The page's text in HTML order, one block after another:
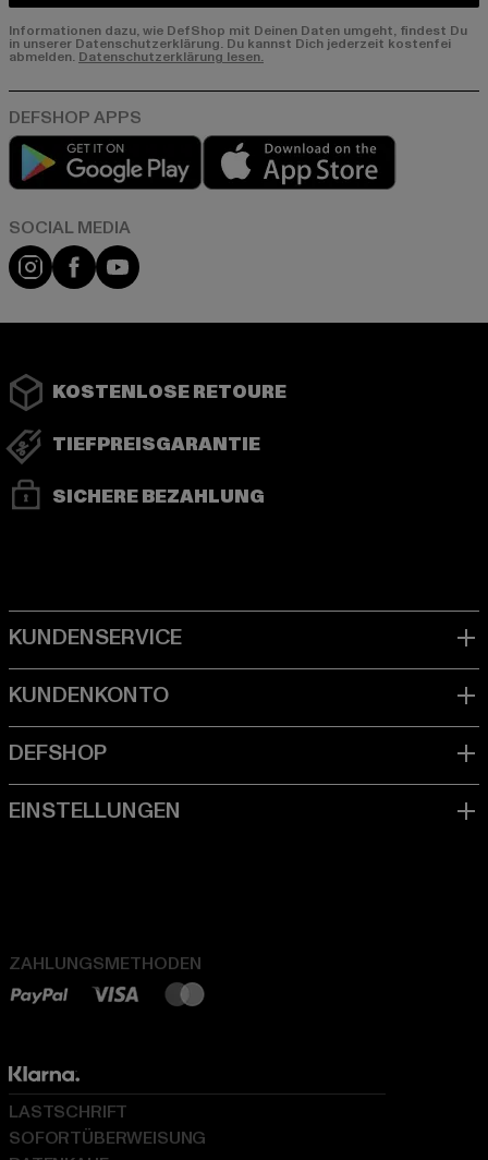
Informationen dazu, wie DefShop mit Deinen Daten umgeht, findest Du
in unserer Datenschutzerklärung. Du kannst Dich jederzeit kostenfei
abmelden. Datenschutzerklärung lesen.
Play market
Instagram
FacebookYouTube
KOSTENLOSE RETOURE
TIEFPREISGARANTIE
SICHERE BEZAHLUNG
ZAHLUNGSMETHODEN
LASTSCHRIFT
SOFORTÜBERWEISUNG